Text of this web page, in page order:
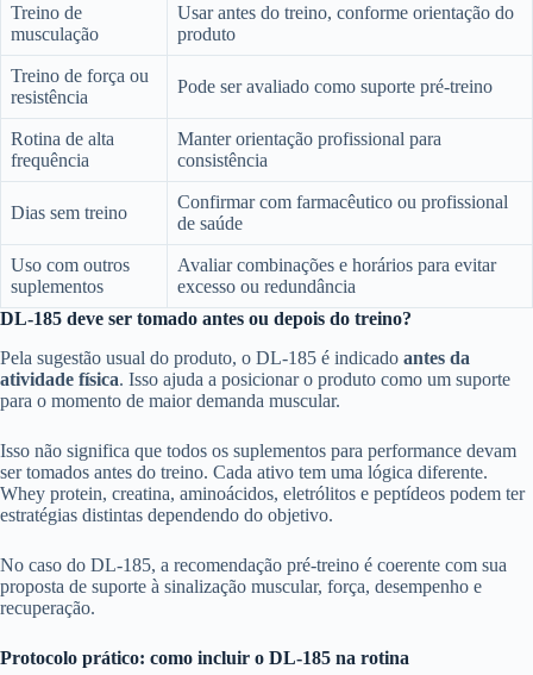
Treino de
musculação
Usar antes do treino, conforme orientação do
produto
Treino de força ou
resistência
Pode ser avaliado como suporte pré-treino
Rotina de alta
frequência
Manter orientação profissional para
consistência
Dias sem treino
Confirmar com farmacêutico ou profissional
de saúde
Uso com outros
suplementos
Avaliar combinações e horários para evitar
excesso ou redundância
DL-185 deve ser tomado antes ou depois do treino?
Pela sugestão usual do produto, o DL-185 é indicado antes da
atividade física. Isso ajuda a posicionar o produto como um suporte
para o momento de maior demanda muscular.
Isso não significa que todos os suplementos para performance devam
ser tomados antes do treino. Cada ativo tem uma lógica diferente.
Whey protein, creatina, aminoácidos, eletrólitos e peptídeos podem ter
estratégias distintas dependendo do objetivo.
No caso do DL-185, a recomendação pré-treino é coerente com sua
proposta de suporte à sinalização muscular, força, desempenho e
recuperação.
Protocolo prático: como incluir o DL-185 na rotina